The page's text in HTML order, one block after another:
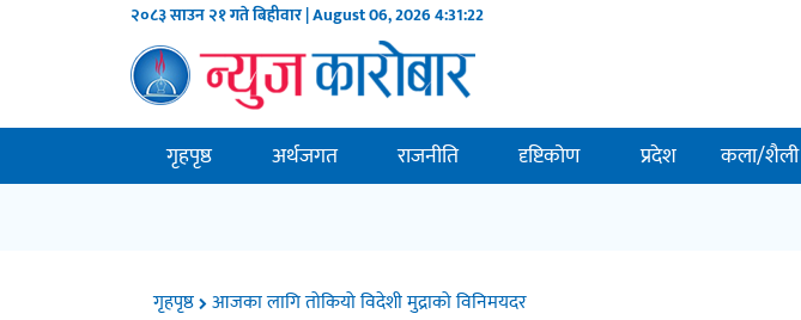
२०८३ साउन २१ गते बिहीवार | August 06, 20264:31:23
गृहपृष्ठ अर्थजगत राजनीति दृष्टिकोण प्रदेश कला/शैली
गृहपृष्ठ आजका लागि तोकियो विदेशी मुद्राको विनिमयदर